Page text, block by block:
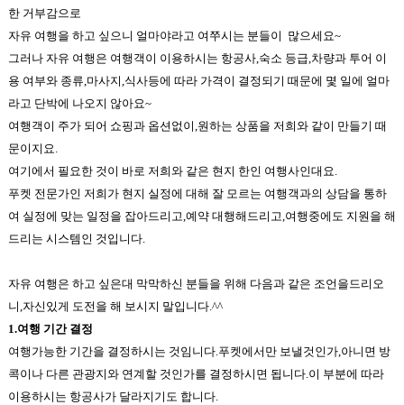
한 거부감으로
자유 여행을 하고 싶으니 얼마야라고 여쭈시는 분들이 많으세요~
그러나 자유 여행은 여행객이 이용하시는 항공사,숙소 등급,차량과 투어 이
용 여부와 종류,마사지,식사등에 따라 가격이 결정되기 때문에 몇 일에 얼마
라고 단박에 나오지 않아요~
여행객이 주가 되어 쇼핑과 옵션없이,원하는 상품을 저희와 같이 만들기 때
문이지요.
여기에서 필요한 것이 바로 저희와 같은 현지 한인 여행사인대요.
푸켓 전문가인 저희가 현지 실정에 대해 잘 모르는 여행객과의 상담을 통하
여 실정에 맞는 일정을 잡아드리고,예약 대행해드리고,여행중에도 지원을 해
드리는 시스템인 것입니다.
자유 여행은 하고 싶은대 막막하신 분들을 위해 다음과 같은 조언을드리오
니,자신있게 도전을 해 보시지 말입니다.^^
1.여행 기간 결정
여행가능한 기간을 결정하시는 것임니다.푸켓에서만 보낼것인가,아니면 방
콕이나 다른 관광지와 연계할 것인가를 결정하시면 됩니다.이 부분에 따라
이용하시는 항공사가 달라지기도 합니다.